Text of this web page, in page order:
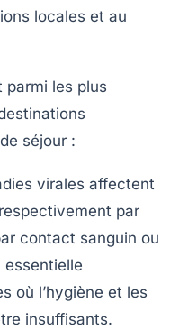
locales et au
les plus
séjour :
virales affectent
par
contact sanguin ou
où l’hygiène et les
insuffisants.